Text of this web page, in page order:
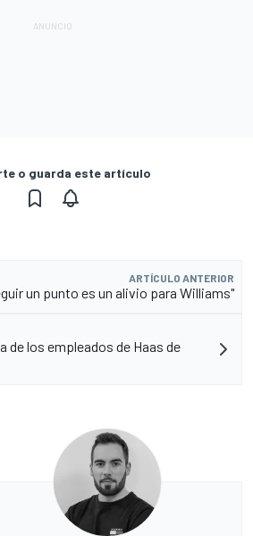
o guarda este artículo
ARTÍCULO ANTERIOR
un punto es un alivio para Williams"
de los empleados de Haas de